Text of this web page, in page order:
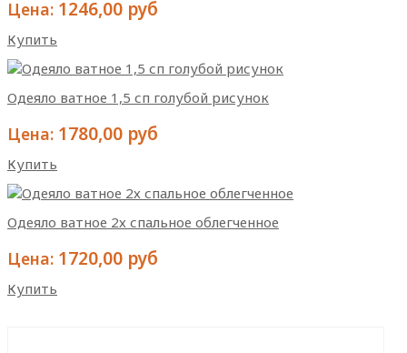
Цена: 1246,00 руб
Купить
Одеяло ватное 1,5 сп голубой рисунок
Цена: 1780,00 руб
Купить
Одеяло ватное 2х спальное облегченное
Цена: 1720,00 руб
Купить